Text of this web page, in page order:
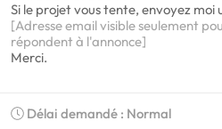
Si le projet vous tente, envoyez moi
[Adresse email visible seulement
répondent à l'annonce]
Merci.
Délai demandé : Normal